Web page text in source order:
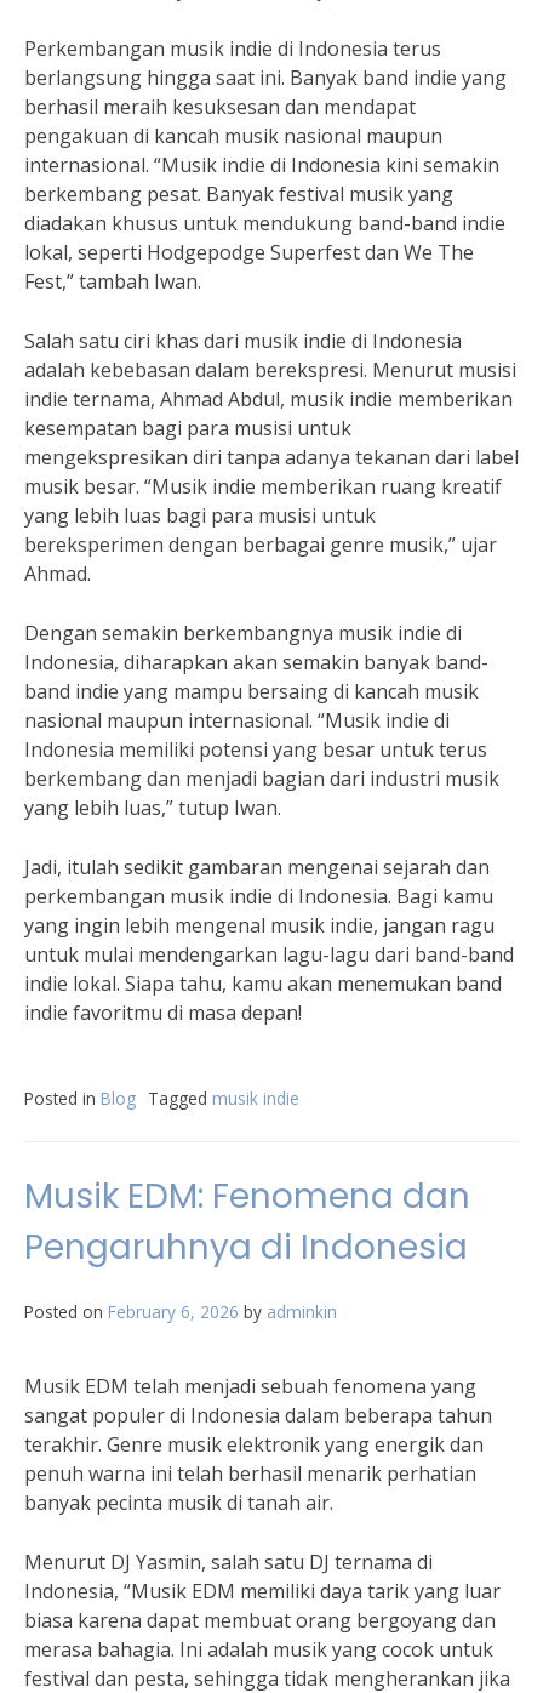
Perkembangan musik indie di Indonesia terus
berlangsung hingga saat ini. Banyak band indie yang
berhasil meraih kesuksesan dan mendapat
pengakuan di kancah musik nasional maupun
internasional. “Musik indie di Indonesia kini semakin
berkembang pesat. Banyak festival musik yang
diadakan khusus untuk mendukung band-band indie
lokal, seperti Hodgepodge Superfest dan We The
Fest,” tambah Iwan.
Salah satu ciri khas dari musik indie di Indonesia
adalah kebebasan dalam berekspresi. Menurut musisi
indie ternama, Ahmad Abdul, musik indie memberikan
kesempatan bagi para musisi untuk
mengekspresikan diri tanpa adanya tekanan dari label
musik besar. “Musik indie memberikan ruang kreatif
yang lebih luas bagi para musisi untuk
bereksperimen dengan berbagai genre musik,” ujar
Ahmad.
Dengan semakin berkembangnya musik indie di
Indonesia, diharapkan akan semakin banyak band-
band indie yang mampu bersaing di kancah musik
nasional maupun internasional. “Musik indie di
Indonesia memiliki potensi yang besar untuk terus
berkembang dan menjadi bagian dari industri musik
yang lebih luas,” tutup Iwan.
Jadi, itulah sedikit gambaran mengenai sejarah dan
perkembangan musik indie di Indonesia. Bagi kamu
yang ingin lebih mengenal musik indie, jangan ragu
untuk mulai mendengarkan lagu-lagu dari band-band
indie lokal. Siapa tahu, kamu akan menemukan band
indie favoritmu di masa depan!
Posted in Blog Tagged musik indie
Musik EDM: Fenomena dan
Pengaruhnya di Indonesia
Posted on February 6, 2026 by adminkin
Musik EDM telah menjadi sebuah fenomena yang
sangat populer di Indonesia dalam beberapa tahun
terakhir. Genre musik elektronik yang energik dan
penuh warna ini telah berhasil menarik perhatian
banyak pecinta musik di tanah air.
Menurut DJ Yasmin, salah satu DJ ternama di
Indonesia, “Musik EDM memiliki daya tarik yang luar
biasa karena dapat membuat orang bergoyang dan
merasa bahagia. Ini adalah musik yang cocok untuk
festival dan pesta, sehingga tidak mengherankan jika